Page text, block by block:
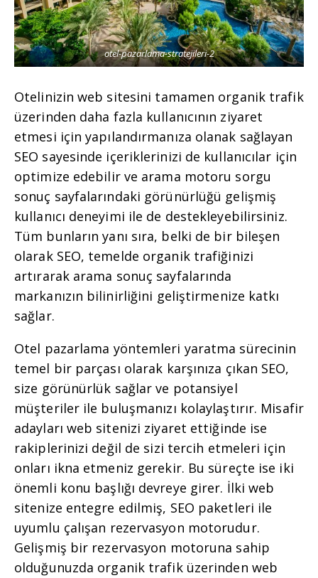
otel-pazarlama-stratejileri-2
Otelinizin web sitesini tamamen organik trafik
üzerinden daha fazla kullanıcının ziyaret
etmesi için yapılandırmanıza olanak sağlayan
SEO sayesinde içeriklerinizi de kullanıcılar için
optimize edebilir ve arama motoru sorgu
sonuç sayfalarındaki görünürlüğü gelişmiş
kullanıcı deneyimi ile de destekleyebilirsiniz.
Tüm bunların yanı sıra, belki de bir bileşen
olarak SEO, temelde organik trafiğinizi
artırarak arama sonuç sayfalarında
markanızın bilinirliğini geliştirmenize katkı
sağlar.
Otel pazarlama yöntemleri yaratma sürecinin
temel bir parçası olarak karşınıza çıkan SEO,
size görünürlük sağlar ve potansiyel
müşteriler ile buluşmanızı kolaylaştırır. Misafir
adayları web sitenizi ziyaret ettiğinde ise
rakiplerinizi değil de sizi tercih etmeleri için
onları ikna etmeniz gerekir. Bu süreçte ise iki
önemli konu başlığı devreye girer. İlki web
sitenize entegre edilmiş, SEO paketleri ile
uyumlu çalışan rezervasyon motorudur.
Gelişmiş bir rezervasyon motoruna sahip
olduğunuzda organik trafik üzerinden web